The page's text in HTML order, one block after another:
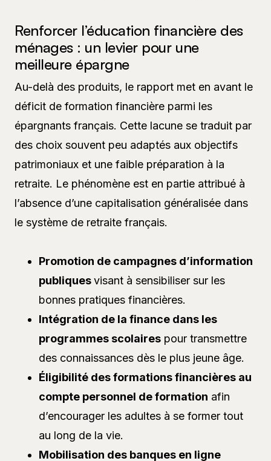
Renforcer l’éducation financière des
ménages : un levier pour une
meilleure épargne
Au-delà des produits, le rapport met en avant le
déficit de formation financière parmi les
épargnants français. Cette lacune se traduit par
des choix souvent peu adaptés aux objectifs
patrimoniaux et une faible préparation à la
retraite. Le phénomène est en partie attribué à
l’absence d’une capitalisation généralisée dans
le système de retraite français.
Promotion de campagnes d’information
publiquesvisant à sensibiliser sur les
bonnes pratiques financières.
Intégration de la finance dans les
programmes scolaires pour transmettre
des connaissances dès le plus jeune âge.
Éligibilité des formations financières au
compte personnel de formation afin
d’encourager les adultes à se former tout
au long de la vie.
Mobilisation des banques en ligne